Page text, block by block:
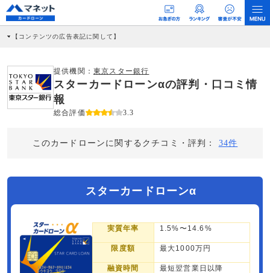
【コンテンツの広告表記に関して】
社に対して企業から紹介報酬が支払われるという収益モデルです。 ただし、特定の
商品を根拠なくPRするものではなく、当編集部の調査／ユーザーへの口コミ収集な
どに基づき、公平性を担保した情報提供を行っています。
>提携企業一覧
提供機関： 東京スター銀行
スターカードローンαの評判・口コミ情
報
総合評価 3.3
このカードローンに関するクチコミ・評判： 34件
スターカードローンα
実質年率 1.5%〜14.6%
限度額 最大1000万円
融資時間 最短翌営業日以降